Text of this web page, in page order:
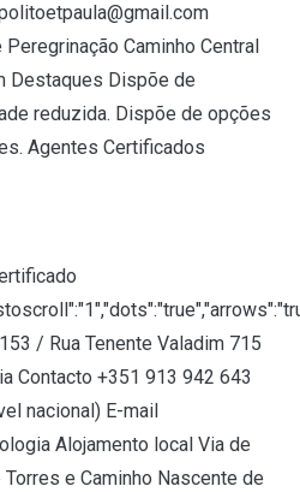
Caminho Central
Destaques Dispõe de
reduzida. Dispõe de opções
Agentes Certificados
/ Rua Tenente Valadim 715
Contacto +351 913 942 643
nacional) E-mail
Alojamento local Via de
e Caminho Nascente de